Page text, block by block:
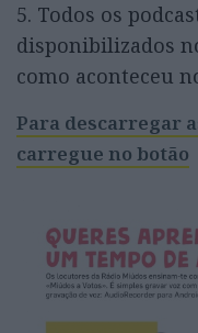
5. Todos os
disponibilizados
como aconteceu
Para descarregar
carregue no botão